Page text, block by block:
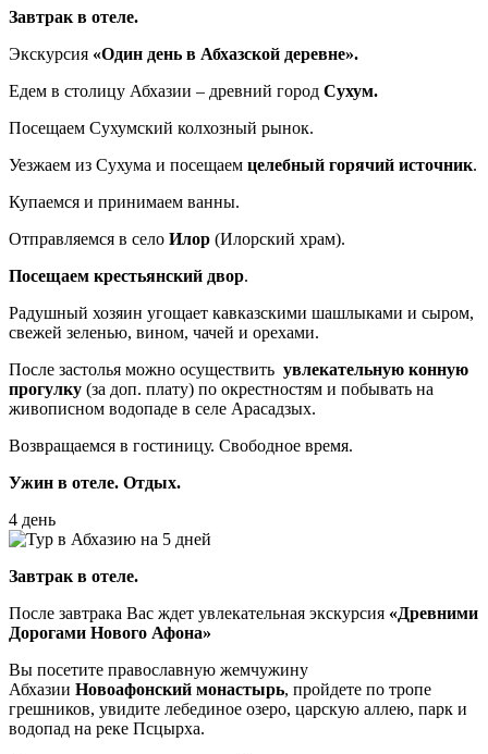
Завтрак в отеле.
Экскурсия «Один день в Абхазской деревне».
Едем в столицу Абхазии – древний город Сухум.
Посещаем Сухумский колхозный рынок.
Уезжаем из Сухума и посещаем целебный горячий источник.
Купаемся и принимаем ванны.
Отправляемся в село Илор (Илорский храм).
Посещаем крестьянский двор.
Радушный хозяин угощает кавказскими шашлыками и сыром,
свежей зеленью, вином, чачей и орехами.
После застолья можно осуществить увлекательную конную
прогулку (за доп. плату) по окрестностям и побывать на
живописном водопаде в селе Арасадзых.
Возвращаемся в гостиницу. Свободное время.
Ужин в отеле. Отдых.
4 день
Завтрак в отеле.
После завтрака Вас ждет увлекательная экскурсия «Древними
Дорогами Нового Афона»
Вы посетите православную жемчужину
Абхазии Новоафонский монастырь, пройдете по тропе
грешников, увидите лебединое озеро, царскую аллею, парк и
водопад на реке Псцырха.